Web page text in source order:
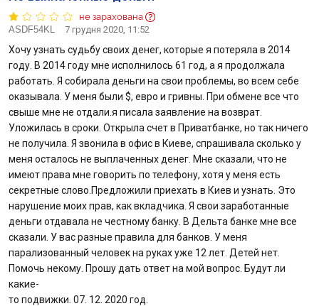
не зарахована
ASDF54KL
7 грудня 2020, 11:52
Хочу узнать судьбу своих денег, которые я потеряла в 2014
году. В 2014 году мне исполнилось 61 год, а я продолжала
работать. Я собирала деньги на свои проблемы, во всем себе
оказывала. У меня были $, евро и гривны. При обмене все что
свыше мне не отдали.я писала заявление на возврат.
Уложилась в сроки. Открыла счет в Приватбанке, но так ничего
не получила. Я звонила в офис в Киеве, спрашивала сколько у
меня осталось не выплаченных денег. Мне сказали, что не
имеют права мне говорить по телефону, хотя у меня есть
секретные слово.Предложили приехать в Киев и узнать. Это
нарушение моих прав, как вкладчика. Я свои заработанные
деньги отдавала не честному банку. В Дельта банке мне все
сказали. У вас разные правила для банков. У меня
парализованный человек на руках уже 12 лет. Детей нет.
Помочь некому. Прошу дать ответ на мой вопрос. Будут ли
какие-
то подвижки. 07. 12. 2020 год.